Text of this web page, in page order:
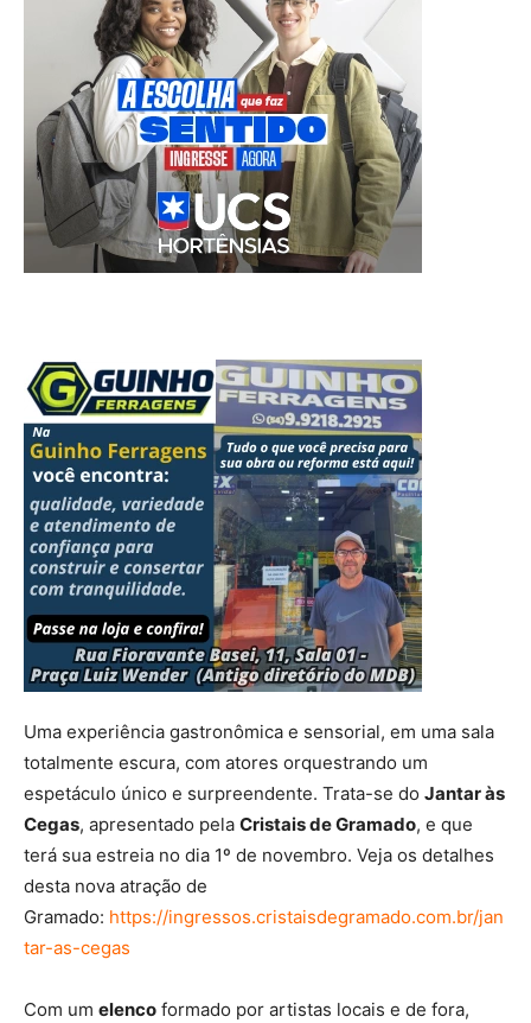
Uma experiência gastronômica e sensorial, em uma sala
totalmente escura, com atores orquestrando um
espetáculo único e surpreendente. Trata-se do Jantar às
Cegas, apresentado pela Cristais de Gramado, e que
terá sua estreia no dia 1º de novembro. Veja os detalhes
desta nova atração de
Gramado: https://ingressos.cristaisdegramado.com.br/jan
tar-as-cegas
Com um elenco formado por artistas locais e de fora,